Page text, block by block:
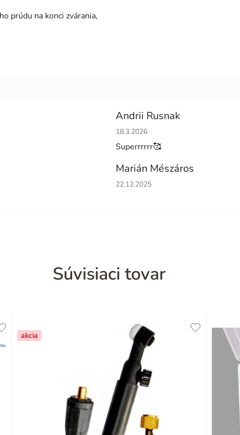
prúdu na konci zvárania,
Andrii Rusnak
Hodnotenie obchodu je 5 z 5
18.3.2026
Superrrrrr🥰
Marián Mészáros
Hodnotenie obchodu je 5 z 5
22.12.2025
Súvisiaci tovar
akcia